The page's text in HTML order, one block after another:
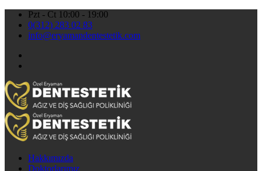
Pzt - Ct 10:00 - 19:00
0(312) 283 02 83
info@eryamandentestetik.com
Hakkımızda
Doktorlarımız